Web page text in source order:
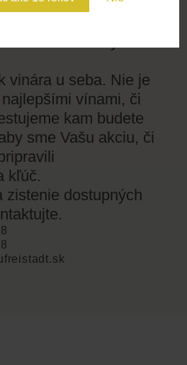
vinára u seba. Nie je
vínami, či
kam budete
sme Vašu akciu, či
kľúč.
zistenie dostupných